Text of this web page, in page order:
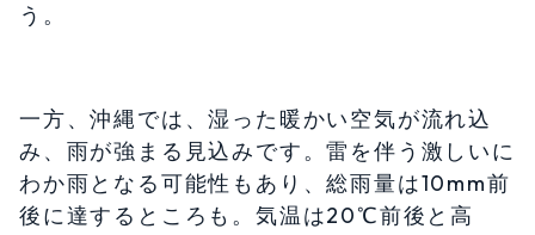
う。
一方、沖縄では、湿った暖かい空気が流れ込
み、雨が強まる見込みです。雷を伴う激しいに
わか雨となる可能性もあり、総雨量は10mm前
後に達するところも。気温は20℃前後と高